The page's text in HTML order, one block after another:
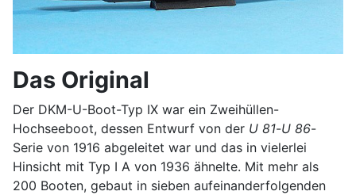
Das Original
Der DKM-U-Boot-Typ IX war ein Zweihüllen-
Hochseeboot, dessen Entwurf von der U 81-U 86-
Serie von 1916 abgeleitet war und das in vielerlei
Hinsicht mit Typ I A von 1936 ähnelte. Mit mehr als
200 Booten, gebaut in sieben aufeinanderfolgenden